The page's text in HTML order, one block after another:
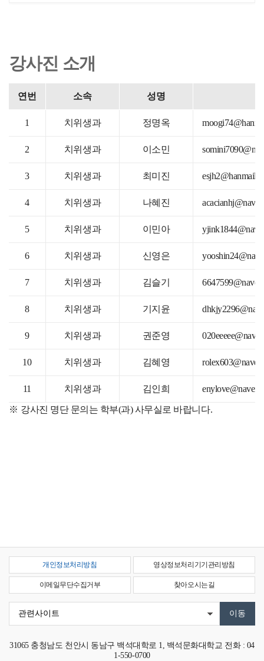
강사진 소개
연번 소속 성명
1 치위생과 정명옥
2 치위생과 이소민
3 치위생과 최미진
4 치위생과 나혜진
5 치위생과 이민아
6 치위생과 신영은
7 치위생과 김슬기
8 치위생과 기지윤
9 치위생과 권준영
10 치위생과 김혜영
11 치위생과 김인희
강사진 명단 문의는 학부(과) 사무실로 바랍니다.
개인정보처리방침 영상정보처리기기관리방침
이메일무단수집거부 찾아오시는길
31065 충청남도 천안시 동남구 백석대학로 1, 백석문화대학교 전화 : 04
1-550-0700